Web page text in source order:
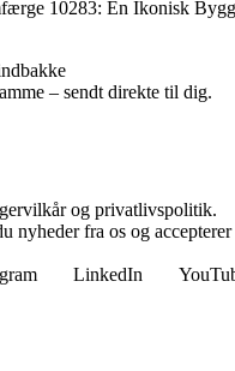
10283: En Ikonisk
– sendt direkte til dig.
og privatlivspolitik.
nyheder fra os og
LinkedIn